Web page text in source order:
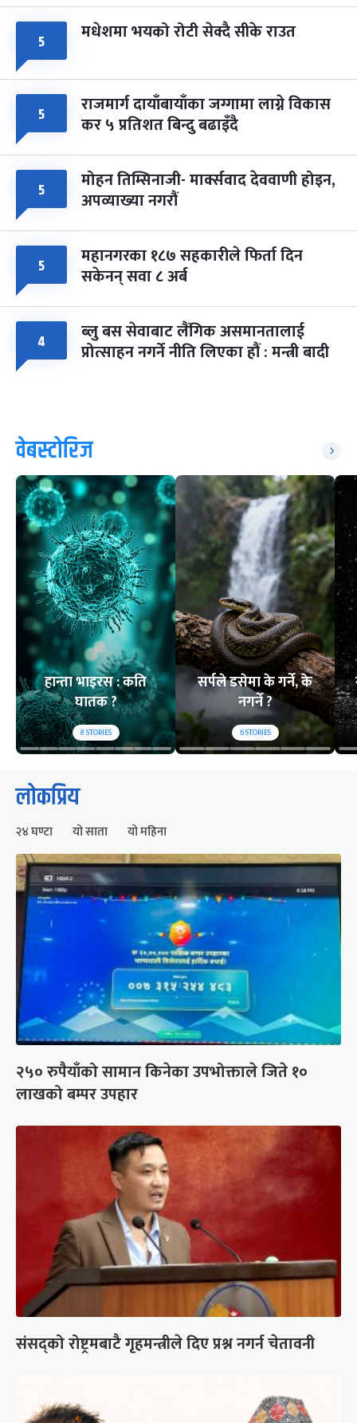
५ मधेशमा भयको रोटी सेक्दै सीके राउत
५ राजमार्ग दायाँबायाँका जग्गामा लाग्ने विकास
कर ५ प्रतिशत बिन्दु बढाइँदै
५ मोहन तिम्सिनाजी- मार्क्सवाद देववाणी होइन,
अपव्याख्या नगरौं
५ महानगरका १८७ सहकारीले फिर्ता दिन
सकेनन् सवा ८ अर्ब
४ ब्लु बस सेवाबाट लैंगिक असमानतालाई
प्रोत्साहन नगर्ने नीति लिएका हौं : मन्त्री बादी
वेबस्टोरिज
हान्ता भाइरस : कति
घातक ?
8STORIES
सर्पले डसेमा के गर्ने, के
नगर्ने ?
6STORIES
लोकप्रिय
२४ घण्टा यो साता यो महिना
२५० रुपैयाँको सामान किनेका उपभोक्ताले जिते १०
लाखको बम्पर उपहार
संसद्को रोष्ट्रमबाटै गृहमन्त्रीले दिए प्रश्न नगर्न चेतावनी